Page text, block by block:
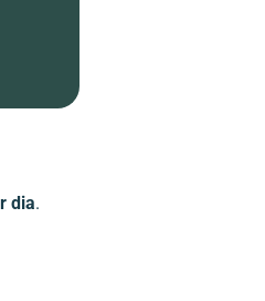
dia.